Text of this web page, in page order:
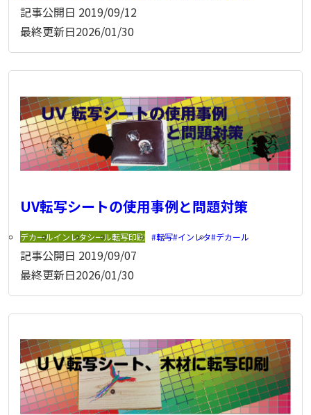
記事公開日 2019/09/12
最終更新日2026/01/30
UV転写シートの使用事例と問題対策
デカールインレタシール転写印刷 転写 インレタ デカール
記事公開日 2019/09/07
最終更新日2026/01/30